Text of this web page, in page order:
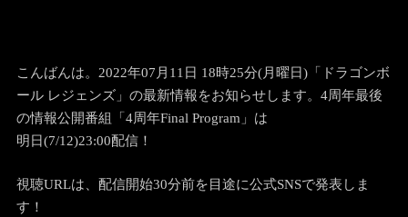
こんばんは。2022年07月11日 18時25分(月曜日)「ドラゴンボ
ール レジェンズ」の最新情報をお知らせします。 4周年最後
の情報公開番組「4周年Final Program」は
明日(7/12)23:00配信！
視聴URLは、配信開始30分前を目途に公式SNSで発表しま
す！